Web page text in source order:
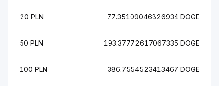
20 PLN 77.35109046826934 DOGE
50 PLN 193.37772617067335 DOGE
100 PLN 386.7554523413467 DOGE